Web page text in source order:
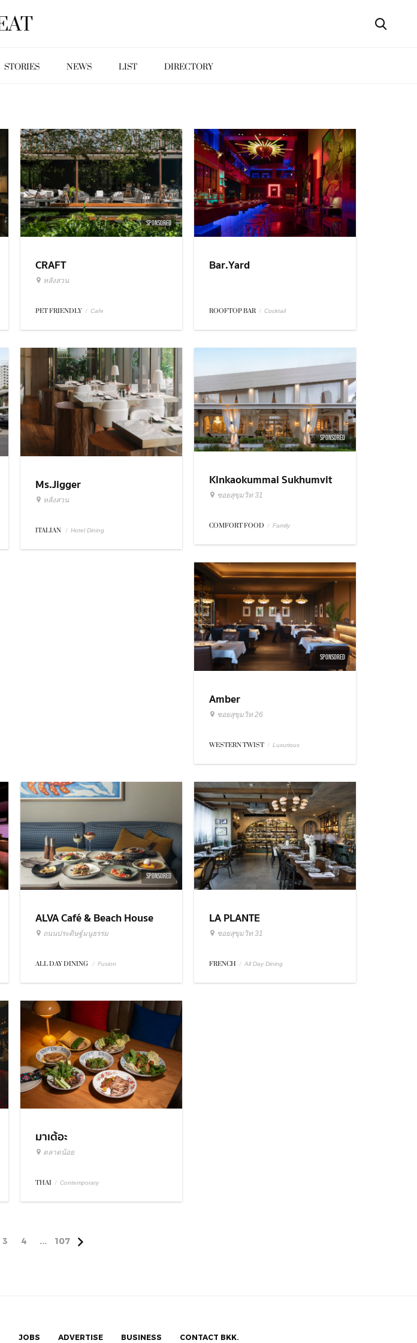
STORIES NEWS LIST DIRECTORY
SPONSORED
CRAFT
หลังสวน
PET FRIENDLY / Cafe
Bar.Yard
ROOFTOP BAR / Cocktail
Ms.Jigger
หลังสวน
ITALIAN / Hotel Dining
SPONSORED
Kinkaokummai Sukhumvit
31ซอยสุขุมวิท 31
COMFORT FOOD / Family
SPONSORED
Amber
ซอยสุขุมวิท 26
WESTERN TWIST / Luxurious
SPONSORED
ALVA Café & Beach House
ถนนประดิษฐ์มนูธรรม
ALL DAY DINING / Fusion
LA PLANTE
ซอยสุขุมวิท 31
FRENCH / All Day Dining
มาเต้อะ
ตลาดน้อย
THAI / Contemporary
3 4 ... 107
JOBS ADVERTISE BUSINESS CONTACT BKK.